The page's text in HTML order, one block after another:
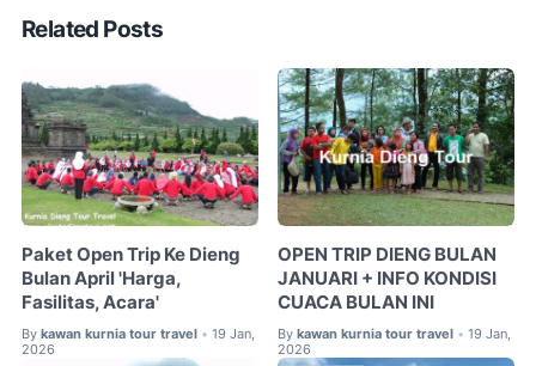
Related Posts
Paket Open Trip Ke Dieng
Bulan April 'Harga,
Fasilitas, Acara'
By kawan kurnia tour travel • 19 Jan,
2026
OPEN TRIP DIENG BULAN
JANUARI + INFO KONDISI
CUACA BULAN INI
By kawan kurnia tour travel • 19 Jan,
2026